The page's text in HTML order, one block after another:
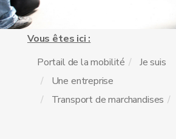
Vous êtes ici :
Portail de la mobilité
Je suis
Une entreprise
Transport de marchandises